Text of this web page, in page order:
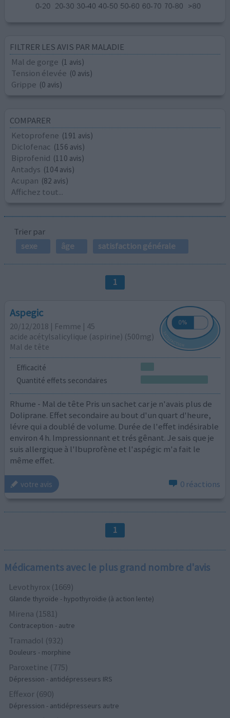
FILTRER LES AVIS PAR MALADIE
Mal de gorge (1 avis)
Tension élevée (0 avis)
Grippe (0 avis)
COMPARER
Ketoprofene (191 avis)
Diclofenac (156 avis)
Biprofenid (110 avis)
Antadys (104 avis)
Acupan (82 avis)
Affichez tout...
Trier par
sexe
âge satisfaction générale
1
Aspegic
20/12/2018 | Femme | 45
acide acétylsalicylique (aspirine) (500mg)
Mal de tête
Efficacité
Quantité effets secondaires
Rhume - Mal de tête Pris un sachet car je n'avais plus de
Doliprane. Effet secondaire au bout d'un quart d'heure,
lévre qui a doublé de volume. Durée de l'effet indésirable
environ 4 h. Impressionnant et trés gênant. Je sais que je
suis allergique à l'Ibuprofène et l'aspégic m'a fait le
même effet.
votre avis 0 réactions
1
Médicaments avec le plus grand nombre d'avis
Levothyrox (1669)
Glande thyroïde - hypothyroïdie (à action lente)
Mirena (1581)
Contraception - autre
Tramadol (932)
Douleurs - morphine
Paroxetine (775)
Dépression - antidépresseurs IRS
Effexor (690)
Dépression - antidépresseurs autre